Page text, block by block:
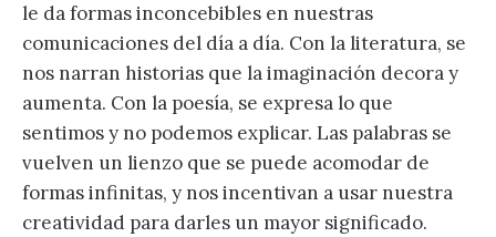
le da formas inconcebibles en nuestras
comunicaciones del día a día. Con la literatura, se
nos narran historias que la imaginación decora y
aumenta. Con la poesía, se expresa lo que
sentimos y no podemos explicar. Las palabras se
vuelven un lienzo que se puede acomodar de
formas infinitas, y nos incentivan a usar nuestra
creatividad para darles un mayor significado.